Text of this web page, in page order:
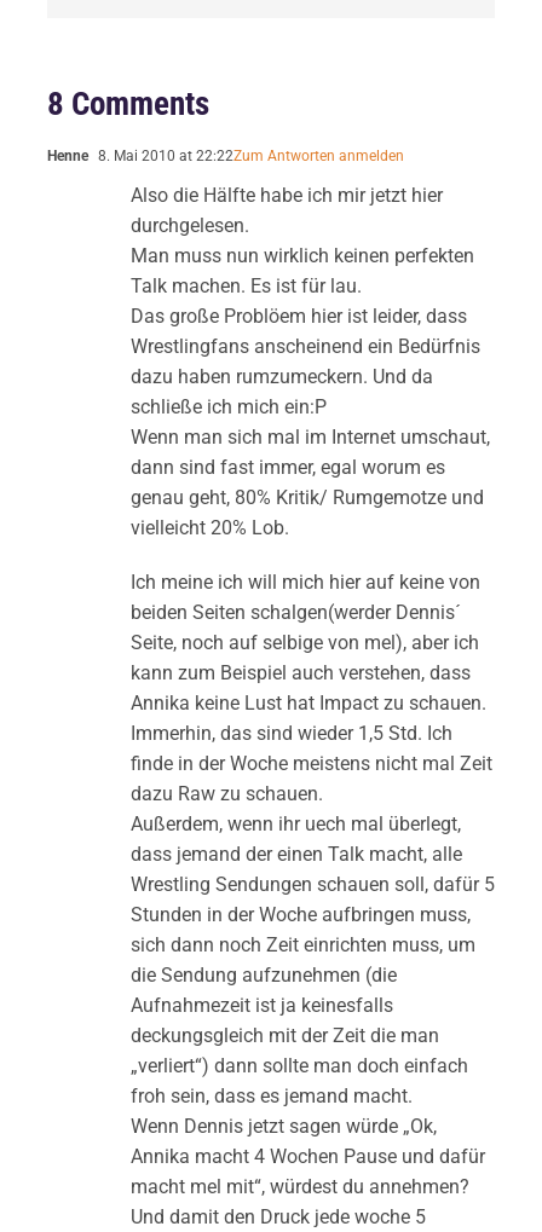
8 Comments
Henne 8. Mai 2010 at 22:22Zum Antworten anmelden
Also die Hälfte habe ich mir jetzt hier
durchgelesen.
Man muss nun wirklich keinen perfekten
Talk machen. Es ist für lau.
Das große Problöem hier ist leider, dass
Wrestlingfans anscheinend ein Bedürfnis
dazu haben rumzumeckern. Und da
schließe ich mich ein:P
Wenn man sich mal im Internet umschaut,
dann sind fast immer, egal worum es
genau geht, 80% Kritik/ Rumgemotze und
vielleicht 20% Lob.
Ich meine ich will mich hier auf keine von
beiden Seiten schalgen(werder Dennis´
Seite, noch auf selbige von mel), aber ich
kann zum Beispiel auch verstehen, dass
Annika keine Lust hat Impact zu schauen.
Immerhin, das sind wieder 1,5 Std. Ich
finde in der Woche meistens nicht mal Zeit
dazu Raw zu schauen.
Außerdem, wenn ihr uech mal überlegt,
dass jemand der einen Talk macht, alle
Wrestling Sendungen schauen soll, dafür 5
Stunden in der Woche aufbringen muss,
sich dann noch Zeit einrichten muss, um
die Sendung aufzunehmen (die
Aufnahmezeit ist ja keinesfalls
deckungsgleich mit der Zeit die man
„verliert“) dann sollte man doch einfach
froh sein, dass es jemand macht.
Wenn Dennis jetzt sagen würde „Ok,
Annika macht 4 Wochen Pause und dafür
macht mel mit“, würdest du annehmen?
Und damit den Druck jede woche 5